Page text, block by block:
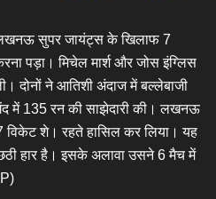
लखनऊ सुपर जायंट्स के खिलाफ 7
पड़ा। मिचेल मार्श और जोस इंग्लिस
दोनों ने आतिशी अंदाज में बल्लेबाजी
में 135 रन की साझेदारी की। लखनऊ
विकेट शे। रहते हासिल कर लिया। यह
हार है। इसके अलावा उसने 6 मैच में